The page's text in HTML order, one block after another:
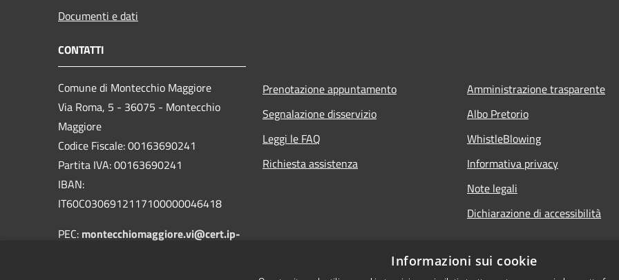
Documenti e dati
CONTATTI
Comune di Montecchio Maggiore
Via Roma, 5 - 36075 - Montecchio
Maggiore
Codice Fiscale: 00163690241
Partita IVA: 00163690241
IBAN:
IT60C0306912117100000046418
PEC: montecchiomaggiore.vi@cert.ip-
Prenotazione appuntamento
Segnalazione disservizio
Leggi le FAQ
Richiesta assistenza
Amministrazione trasparente
Albo Pretorio
WhistleBlowing
Informativa privacy
Note legali
Dichiarazione di accessibilità
Informazioni sui cookie